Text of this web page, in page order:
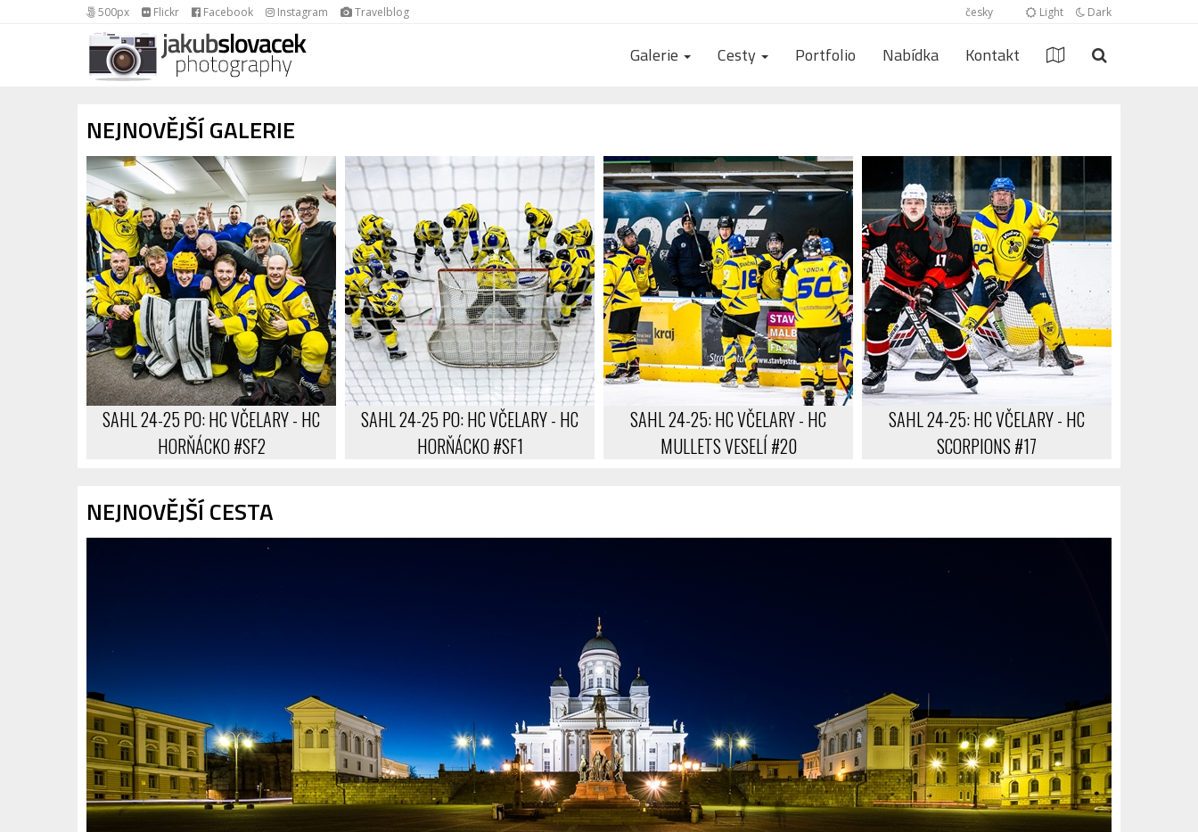
česky Light Dark
500px Flickr Facebook Instagram Travelblog
Galerie Cesty Portfolio Nabídka Kontakt
NEJNOVĚJŠÍ GALERIE
SAHL 24-25 PO: HC VČELARY - HC
HORŇÁCKO #SF2
SAHL 24-25 PO: HC VČELARY - HC
HORŇÁCKO #SF1
SAHL 24-25: HC VČELARY - HC
MULLETS VESELÍ #20
SAHL 24-25: HC VČELARY - HC
SCORPIONS #17
NEJNOVĚJŠÍ CESTA